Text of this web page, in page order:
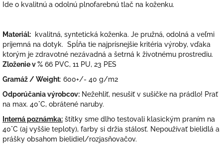
Ide o kvalitnú a odolnú plnofarebnú tlač na koženku.
Materiál: kvalitná, syntetická koženka. Je pružná, odolná a veľmi
príjemná na dotyk. Spĺňa tie najprísnejšie kritéria výroby, vďaka
ktorým je zdravotné nezávadná a šetrná k životnému prostrediu.
Zloženie v % 66 PVC, 11 PU, 23 PES
Gramáž / Weight: 600+/- 40 g/m2
Odporúčania výrobcov: Nežehliť, nesušiť v sušičke na prádlo! Prať
na max. 40°C, obrátené naruby.
Interná poznámka: štítky sme dlho testovali klasickým praním na
40°C (aj vyššie teploty), farby si držia stálosť. Nepoužívať bielidlá a
prášky obsahom bielidiel/rozjasňovačov.